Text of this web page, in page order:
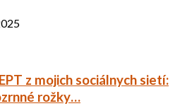
z mojich sociálnych sietí:
rožky…